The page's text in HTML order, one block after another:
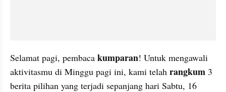
Selamat pagi, pembaca kumparan! Untuk mengawali
aktivitasmu di Minggu pagi ini, kami telah rangkum 3
berita pilihan yang terjadi sepanjang hari Sabtu, 16